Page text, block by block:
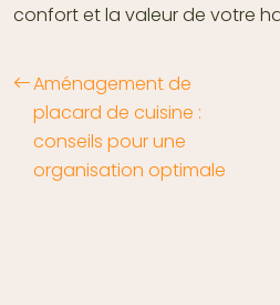
confort et la valeur de votre
Aménagement de
placard de cuisine :
conseils pour une
organisation optimale